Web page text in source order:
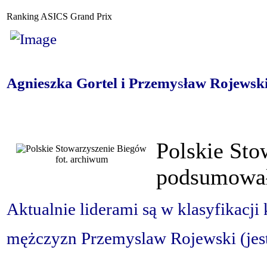
Ranking ASICS Grand Prix
Agnieszka Gortel i Przemysław
fot. archiwum
Polskie
Aktualnie liderami są w
mężczyzn Przemyslaw Rojewski